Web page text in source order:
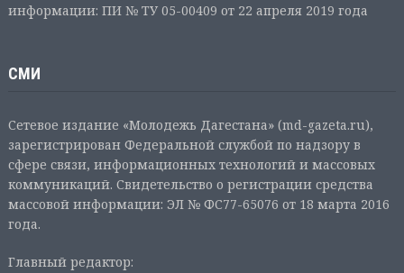
информации: ПИ № ТУ 05-00409 от 22 апреля 2019 года
СМИ
Сетевое издание «Молодежь Дагестана» (md-gazeta.ru),
зарегистрирован Федеральной службой по надзору в
сфере связи, информационных технологий и массовых
коммуникаций. Свидетельство о регистрации средства
массовой информации: ЭЛ № ФС77-65076 от 18 марта 2016
года.
Главный редактор: